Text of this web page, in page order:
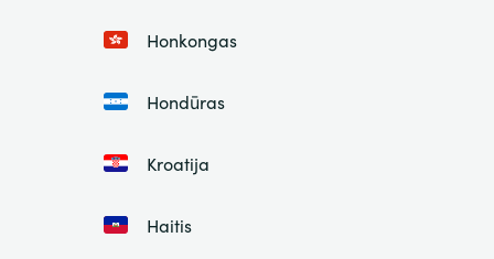
Honkongas
Hondūras
Kroatija
Haitis